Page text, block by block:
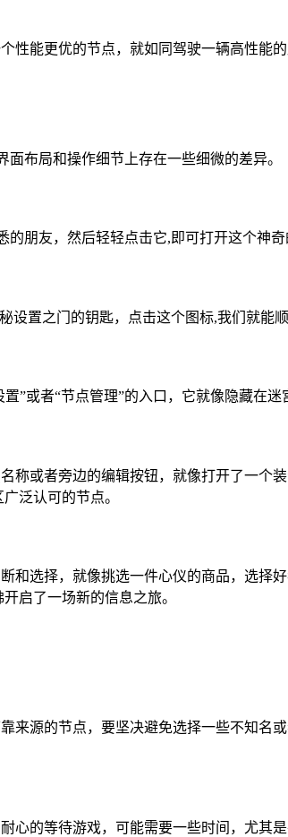
能更优的节点，就如同驾驶一辆高性能
布局和操作细节上存在一些细微的差异。
朋友，然后轻轻点击它,即可打开这个神奇
置之门的钥匙，点击这个图标,我们就能顺
”或者“节点管理”的入口，它就像隐藏在迷
称或者旁边的编辑按钮，就像打开了一个
泛认可的节点。
选择，就像挑选一件心仪的商品，选择
启了一场新的信息之旅。
源的节点，要坚决避免选择一些不知名
的等待游戏，可能需要一些时间，尤其